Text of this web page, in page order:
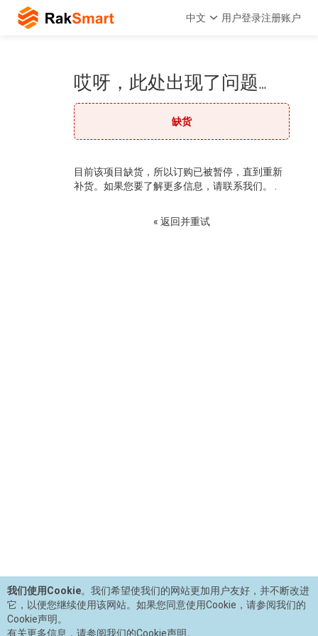
中文 用户登录注册账户
哎呀，此处出现了问题…
缺货
目前该项目缺货，所以订购已被暂停，直到重新
补货。如果您要了解更多信息，请联系我们。 .
« 返回并重试
我们使用Cookie。我们希望使我们的网站更加用户友好，并不断改进
它，以便您继续使用该网站。如果您同意使用Cookie，请参阅我们的
Cookie声明。
有关更多信息，请参阅我们的Cookie声明。